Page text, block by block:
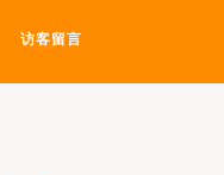
访客留言